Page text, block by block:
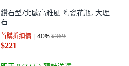
鑽石型/北歐高雅風 陶瓷花瓶, 大理
石
首購折扣價 40%$369
$221